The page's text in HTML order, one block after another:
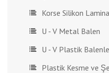
Korse Silikon
U - V Metal Balen
U - V Plastik
Plastik Kesme ve